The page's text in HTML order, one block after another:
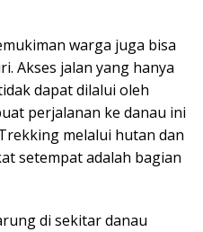
warga juga bisa
Akses jalan yang hanya
dapat dilalui oleh
perjalanan ke danau ini
melalui hutan dan
setempat adalah bagian
di sekitar danau